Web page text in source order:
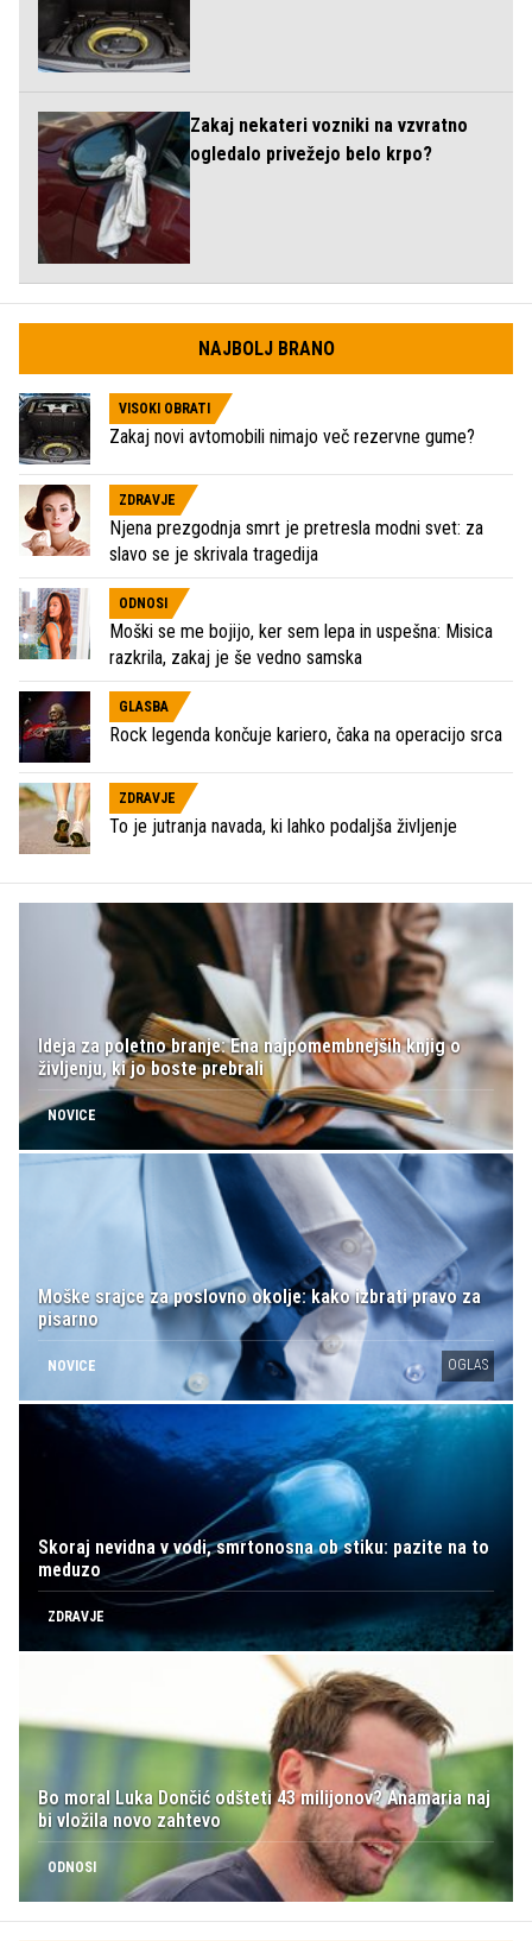
Zakaj nekateri vozniki na vzvratno
ogledalo privežejo belo krpo?
NAJBOLJ BRANO
VISOKI OBRATI
Zakaj novi avtomobili nimajo več rezervne gume?
ZDRAVJE
Njena prezgodnja smrt je pretresla modni svet: za
slavo se je skrivala tragedija
ODNOSI
Moški se me bojijo, ker sem lepa in uspešna: Misica
razkrila, zakaj je še vedno samska
GLASBA
Rock legenda končuje kariero, čaka na operacijo srca
ZDRAVJE
To je jutranja navada, ki lahko podaljša življenje
Ideja za poletno branje: Ena najpomembnejših knjig o
življenju, ki jo boste prebrali
NOVICE
Moške srajce za poslovno okolje: kako izbrati pravo za
pisarno
NOVICE OGLAS
Skoraj nevidna v vodi, smrtonosna ob stiku: pazite na to
meduzo
ZDRAVJE
Bo moral Luka Dončić odšteti 43 milijonov? Anamaria naj
bi vložila novo zahtevo
ODNOSI